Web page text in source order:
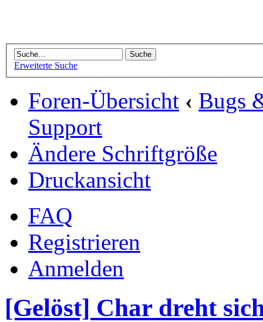
Erweiterte Suche
Foren-Übersicht ‹ Bugs
Support
Ändere Schriftgröße
Druckansicht
FAQ
Registrieren
Anmelden
[Gelöst] Char dreht